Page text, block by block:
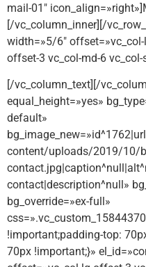
mail-01″
[/vc_column_inner][/
width=»5/6″
offset-3 vc_col-md-6
[/vc_column_text][/
equal_height=»yes»
default»
content/uploads/2019/10/
contact|description^null»
bg_override=»ex-full»
!important;padding-top:
70px !important;}»